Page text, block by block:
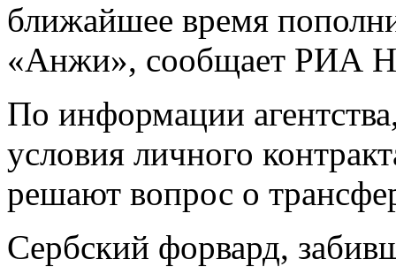
ближайшее время
«Анжи», сообщает РИА
По информации
условия личного
решают вопрос о
Сербский форвард,